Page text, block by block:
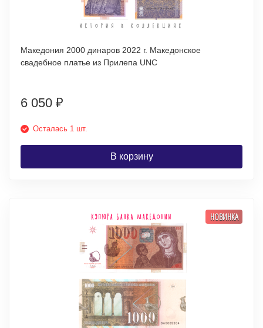
Македония 2000 динаров 2022 г. Македонское
свадебное платье из Прилепа UNC
6 050 ₽
Осталась 1 шт.
В корзину
НОВИНКА